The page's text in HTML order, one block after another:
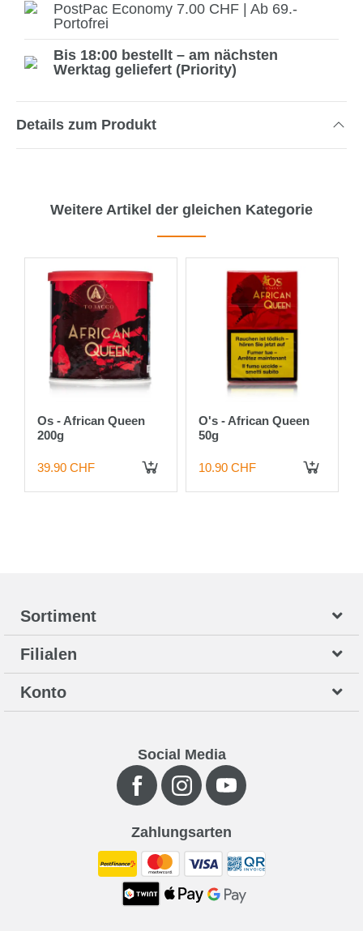
PostPac Economy 7.00 CHF | Ab 69.-
Portofrei
Bis 18:00 bestellt – am nächsten
Werktag geliefert (Priority)
Details zum Produkt
Weitere Artikel der gleichen Kategorie
Os - African Queen
200g
39.90 CHF
O's - African Queen
50g
10.90 CHF
Sortiment
Filialen
Konto
Social Media
Zahlungsarten